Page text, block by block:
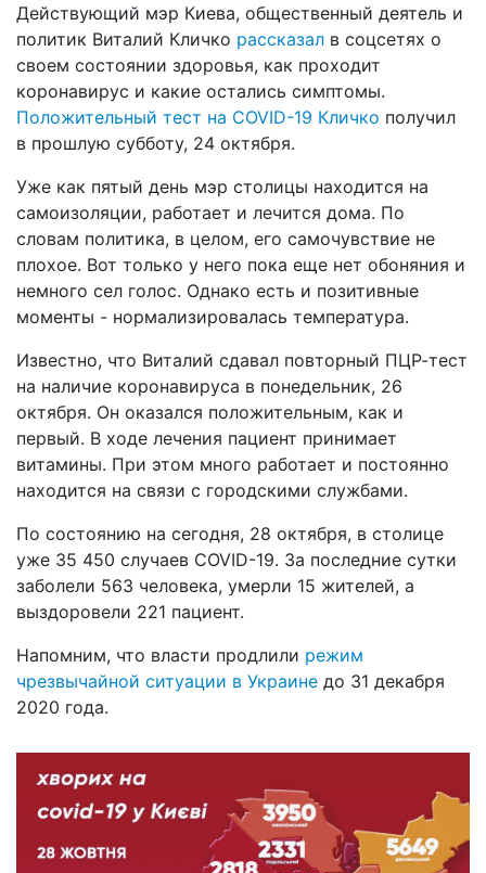
Действующий мэр Киева, общественный деятель и
политик Виталий Кличко рассказал в соцсетях о
своем состоянии здоровья, как проходит
коронавирус и какие остались симптомы.
Положительный тест на COVID-19 Кличко получил
в прошлую субботу, 24 октября.
Уже как пятый день мэр столицы находится на
самоизоляции, работает и лечится дома. По
словам политика, в целом, его самочувствие не
плохое. Вот только у него пока еще нет обоняния и
немного сел голос. Однако есть и позитивные
моменты - нормализировалась температура.
Известно, что Виталий сдавал повторный ПЦР-тест
на наличие коронавируса в понедельник, 26
октября. Он оказался положительным, как и
первый. В ходе лечения пациент принимает
витамины. При этом много работает и постоянно
находится на связи с городскими службами.
По состоянию на сегодня, 28 октября, в столице
уже 35 450 случаев COVID-19. За последние сутки
заболели 563 человека, умерли 15 жителей, а
выздоровели 221 пациент.
Напомним, что власти продлили режим
чрезвычайной ситуации в Украине до 31 декабря
2020 года.